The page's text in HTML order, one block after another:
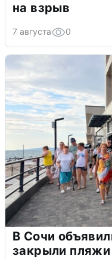
на взрыв
7 августа 0
В Сочи
закрыли пляжи